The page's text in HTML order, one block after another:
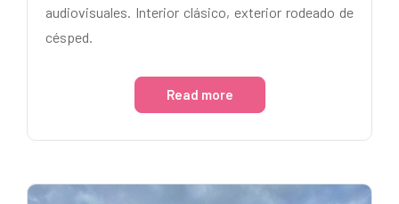
audiovisuales. Interior clásico, exterior rodeado de
césped.
Read more